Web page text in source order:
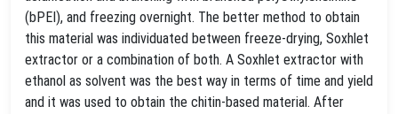
(bPEI), and freezing overnight. The better method to obtain
this material was individuated between freeze-drying, Soxhlet
extractor or a combination of both. A Soxhlet extractor with
ethanol as solvent was the best way in terms of time and yield
and it was used to obtain the chitin-based material. After